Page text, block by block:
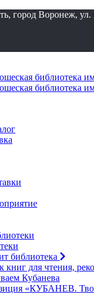
город Воронеж,
библиотека
книг для чтения,
Кубанева
«КУБАНЕВ.